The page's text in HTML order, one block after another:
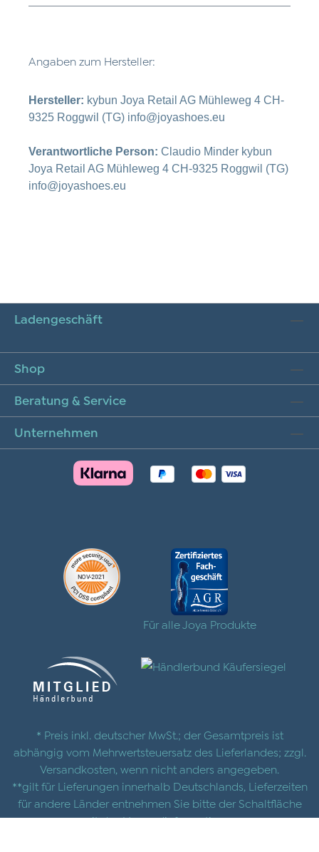
Angaben zum Hersteller:
Hersteller: kybun Joya Retail AG Mühleweg 4 CH-
9325 Roggwil (TG) info@joyashoes.eu
Verantwortliche Person: Claudio Minder kybun
Joya Retail AG Mühleweg 4 CH-9325 Roggwil (TG)
info@joyashoes.eu
Ladengeschäft
Shop
Beratung & Service
Unternehmen
Für alle Joya Produkte
* Preis inkl. deutscher MwSt.; der Gesamtpreis ist
abhängig vom Mehrwertsteuersatz des Lieferlandes; zzgl.
Versandkosten , wenn nicht anders angegeben.
**gilt für Lieferungen innerhalb Deutschlands, Lieferzeiten
für andere Länder entnehmen Sie bitte der Schaltfläche
mit denVersandinformationen